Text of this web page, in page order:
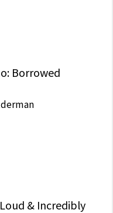
Borrowed
& Incredibly